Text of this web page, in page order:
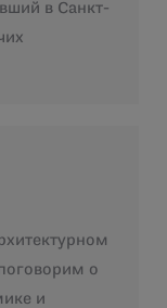
в Санкт-
о
и